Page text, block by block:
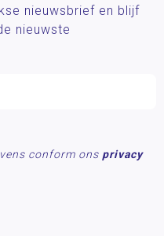
nieuwsbrief en blijf
nieuwste
conform ons privacy